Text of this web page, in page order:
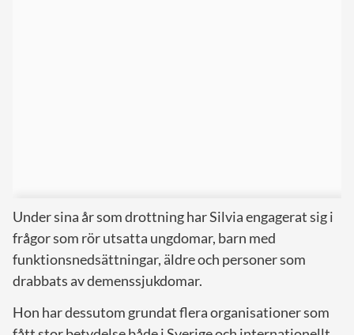
Under sina år som drottning har Silvia engagerat sig i
frågor som rör utsatta ungdomar, barn med
funktionsnedsättningar, äldre och personer som
drabbats av demenssjukdomar.
Hon har dessutom grundat flera organisationer som